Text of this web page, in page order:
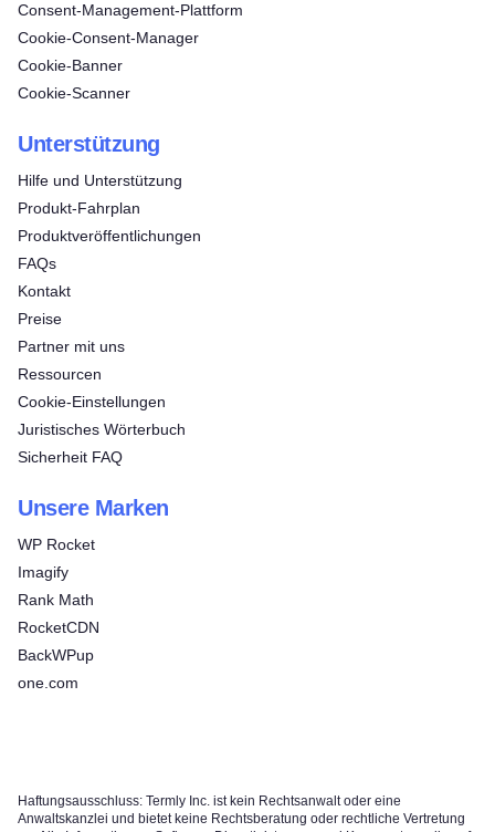
Consent‑Management‑Plattform
Cookie-Consent-Manager
Cookie-Banner
Cookie-Scanner
Unterstützung
Hilfe und Unterstützung
Produkt-Fahrplan
Produktveröffentlichungen
FAQs
Kontakt
Preise
Partner mit uns
Ressourcen
Cookie-Einstellungen
Juristisches Wörterbuch
Sicherheit FAQ
Unsere Marken
WP Rocket
Imagify
Rank Math
RocketCDN
BackWPup
one.com
Haftungsausschluss: Termly Inc. ist kein Rechtsanwalt oder eine
Anwaltskanzlei und bietet keine Rechtsberatung oder rechtliche Vertretung